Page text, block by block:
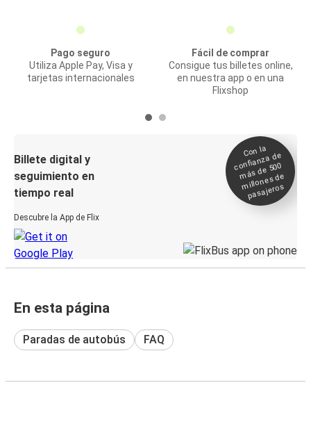
Pago seguro
Utiliza Apple Pay, Visa y
tarjetas internacionales
Fácil de comprar
Consigue tus billetes online,
en nuestra app o en una
Flixshop
Billete digital y
seguimiento en
tiempo real
Descubre la App de Flix
Con la
confianza de
más de 500
millones de
pasajeros
En esta página
Paradas de autobús FAQ